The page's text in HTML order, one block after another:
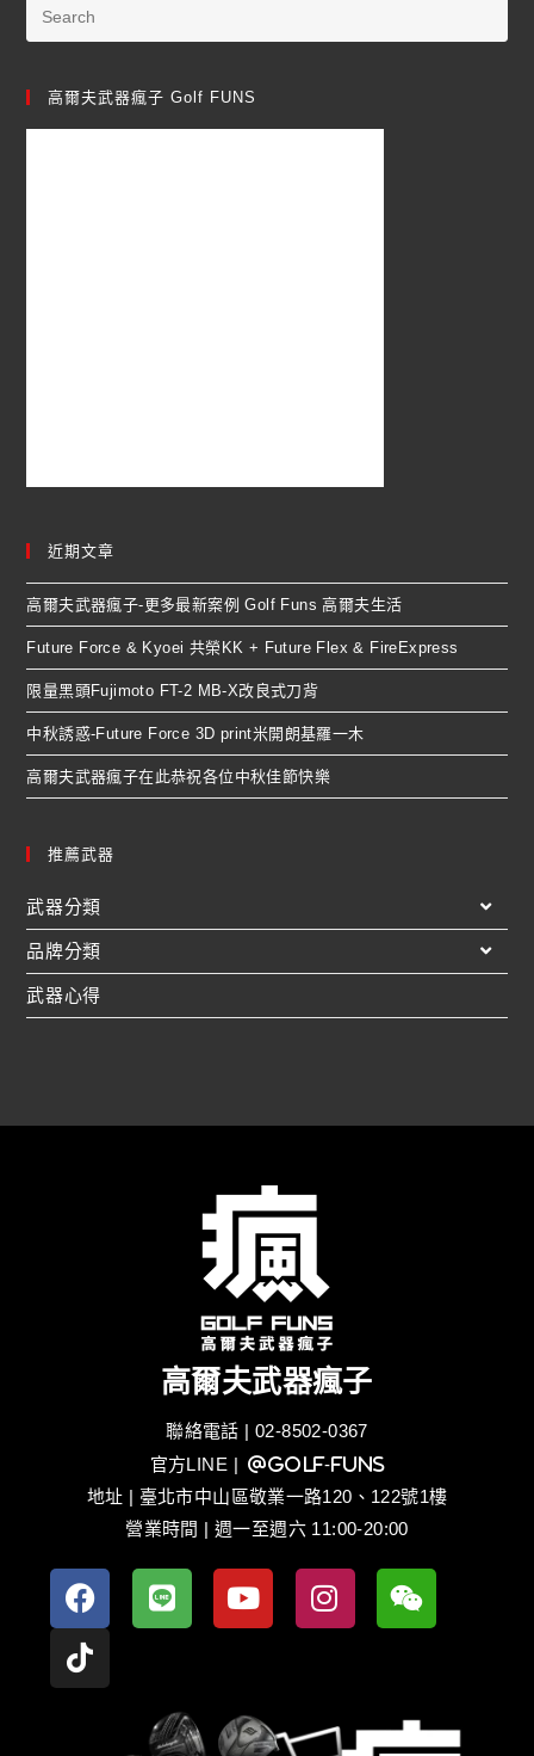
高爾夫武器瘋子 Golf FUNS
近期文章
高爾夫武器瘋子-更多最新案例 Golf Funs 高爾夫生活
Future Force & Kyoei 共榮KK + Future Flex & FireExpress
限量黑頭Fujimoto FT-2 MB-X改良式刀背
中秋誘惑-Future Force 3D print米開朗基羅一木
高爾夫武器瘋子在此恭祝各位中秋佳節快樂
推薦武器
武器分類
品牌分類
武器心得
高爾夫武器瘋子
聯絡電話 | 02-8502-0367
官方LINE | @golf-funs
地址 | 臺北市中山區敬業一路120、122號1樓
營業時間 | 週一至週六 11:00-20:00